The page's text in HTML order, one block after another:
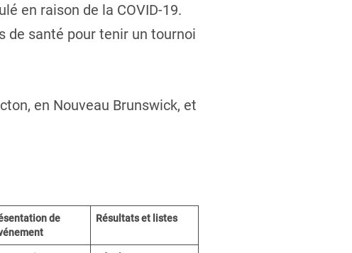
en raison de la COVID-19.
de santé pour tenir un tournoi
en Nouveau Brunswick, et
de
Résultats et listes